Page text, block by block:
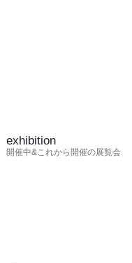
exhibition
開催中&これから開催の展覧会